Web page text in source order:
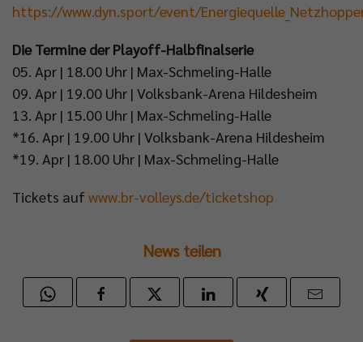
https://www.dyn.sport/event/
Die Termine der Playoff-Halbfinalserie
05. Apr | 18.00 Uhr | Max-Schmeling-Halle
09. Apr | 19.00 Uhr | Volksbank-Arena Hildesheim
13. Apr | 15.00 Uhr | Max-Schmeling-Halle
*16. Apr | 19.00 Uhr | Volksbank-Arena Hildesheim
*19. Apr | 18.00 Uhr | Max-Schmeling-Halle
Tickets auf www.br-volleys.de/ticketshop
News teilen